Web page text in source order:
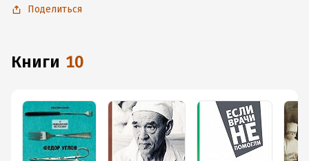
iOS или Android, чтобы не расставаться с любимыми
Поделиться
книги 10